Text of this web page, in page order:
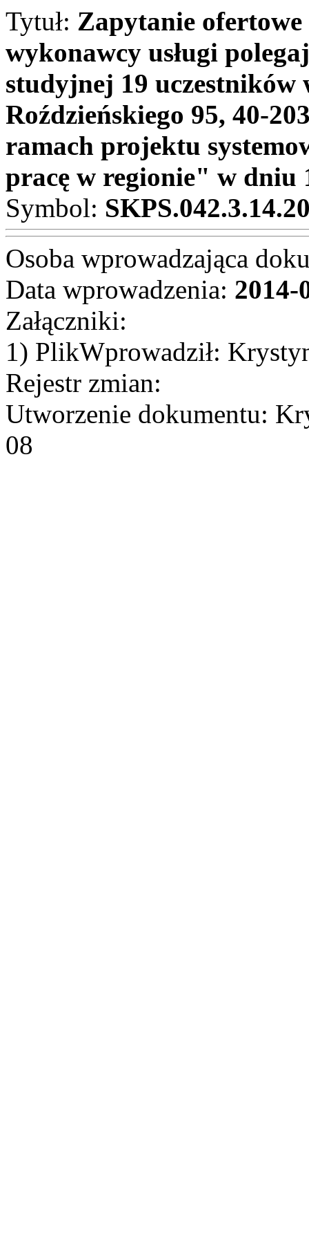
Tytuł: Zapytanie ofertowe
wykonawcy usługi
studyjnej 19
Roździeńskiego 95, 40-
ramach projektu
pracę w regionie" w dniu
Symbol:
Osoba wprowadzająca
Data wprowadzenia: 2014-
Załączniki:
1) PlikWprowadził:
Rejestr zmian:
Utworzenie dokumentu:
08